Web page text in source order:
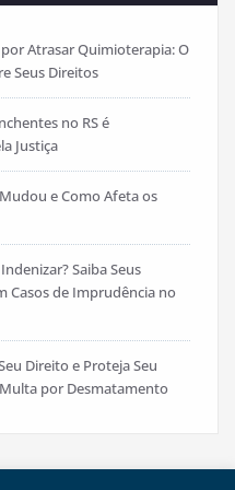
Atrasar Quimioterapia: O
Seus Direitos
no RS é
Justiça
e Como Afeta os
Saiba Seus
Casos de Imprudência no
Direito e Proteja Seu
por Desmatamento